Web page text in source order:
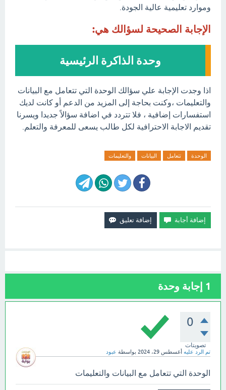
وموارد تعليمية عالية الجودة.
الإجابة الصحيحة لسؤالك هي:
وحدة الذاكرة الرئيسية
اذا وجدت الإجابة علي سؤالك الوحدة التي تتعامل مع البيانات
والتعليمات ،وكنت بحاجة إلى المزيد من الدعم أو كانت لديك
استفسارات إضافية ، فلا تتردد في اضافة سؤالاً جديدا ويسرنا
تقديم الاجابة الاحترافية لكل طالب يسعى للمعرفة والتعلم.
الوحدة تتعامل البيانات والتعليمات
1 إجابة وحدة
0
تصويتات
تم الرد عليه أغسطس 29، 2024 بواسطة عبود
الوحدة التي تتعامل مع البيانات والتعليمات